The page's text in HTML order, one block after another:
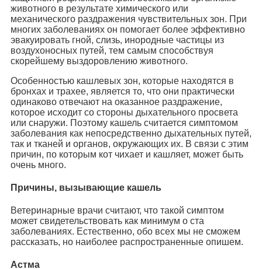
животного в результате химического или
механического раздражения чувствительных зон. При
многих заболеваниях он помогает более эффективно
эвакуировать гной, слизь, инородные частицы из
воздухоносных путей, тем самым способствуя
скорейшему выздоровлению животного.
Особенностью кашлевых зон, которые находятся в
бронхах и трахее, является то, что они практически
одинаково отвечают на оказанное раздражение,
которое исходит со стороны дыхательного просвета
или снаружи. Поэтому кашель считается симптомом
заболевания как непосредственно дыхательных путей,
так и тканей и органов, окружающих их. В связи с этим
причин, по которым кот чихает и кашляет, может быть
очень много.
Причины, вызывающие кашель
Ветеринарные врачи считают, что такой симптом
может свидетельствовать как минимум о ста
заболеваниях. Естественно, обо всех мы не сможем
рассказать, но наиболее распространенные опишем.
Астма